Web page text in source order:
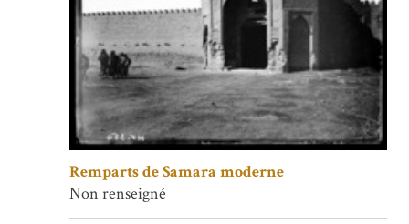
Remparts de Samara moderne
Non renseigné